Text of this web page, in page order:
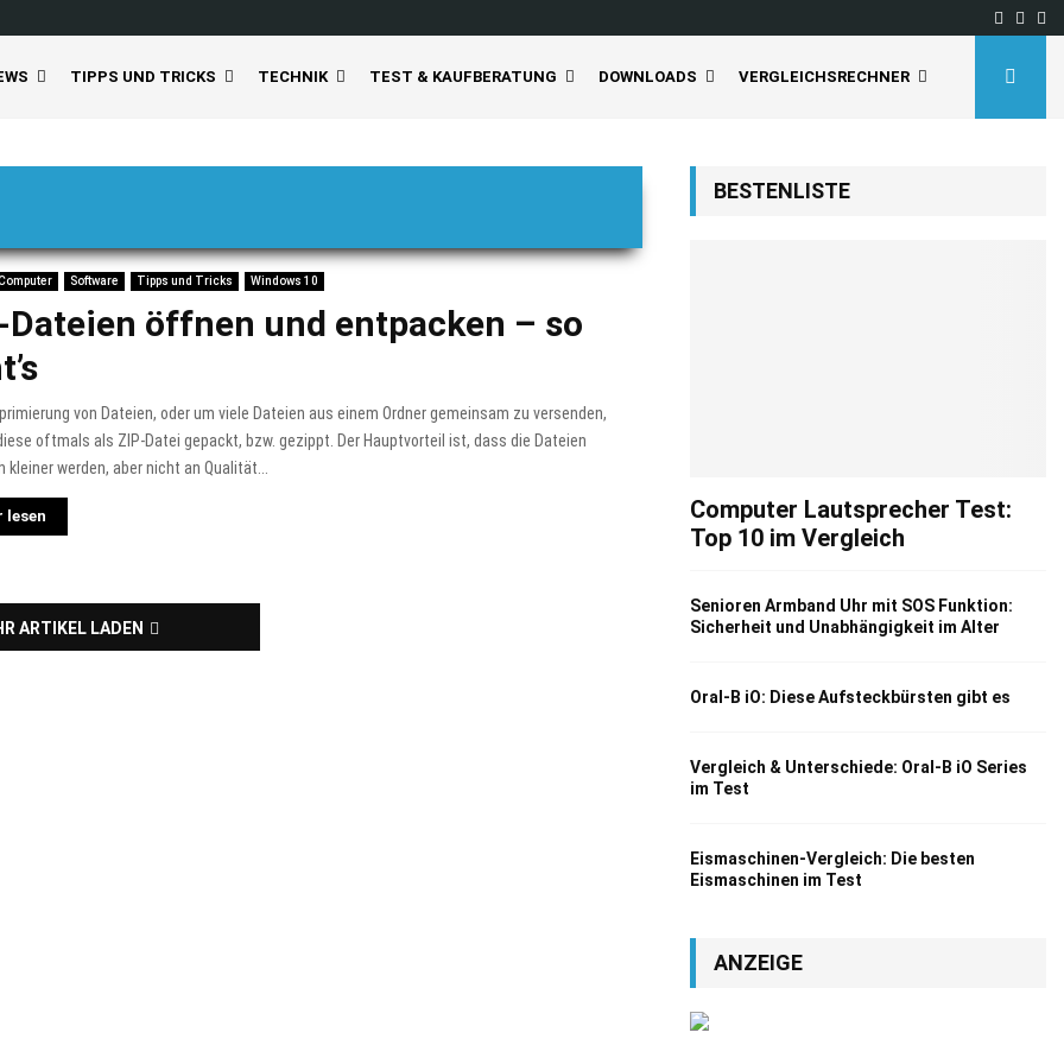
TIPPS UND TRICKS TECHNIK TEST & KAUFBERATUNG DOWNLOADS VERGLEICHSRECHNER
Software Tipps und Tricks Windows 10
Dateien öffnen und entpacken – so
von Dateien, oder um viele Dateien aus einem Ordner gemeinsam zu versenden,
oftmals als ZIP-Datei gepackt, bzw. gezippt. Der Hauptvorteil ist, dass die Dateien
kleiner werden, aber nicht an Qualität...
lesen
ARTIKEL LADEN
BESTENLISTE
Computer Lautsprecher Test:
Top 10 im Vergleich
Senioren Armband Uhr mit SOS Funktion:
Sicherheit und Unabhängigkeit im Alter
Oral-B iO: Diese Aufsteckbürsten gibt es
Vergleich & Unterschiede: Oral-B iO Series
im Test
Eismaschinen-Vergleich: Die besten
Eismaschinen im Test
ANZEIGE